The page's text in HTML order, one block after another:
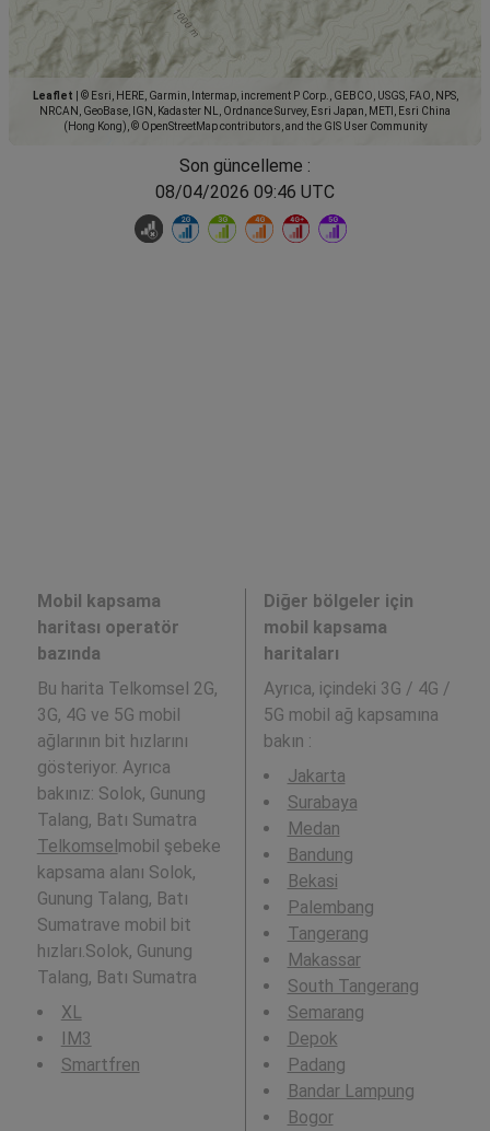
Leaflet
© Esri, HERE, Garmin, Intermap, increment P Corp., GEBCO, USGS, FAO, NPS,
NRCAN, GeoBase, IGN, Kadaster NL, Ordnance Survey, Esri Japan, METI, Esri China
(Hong Kong), © OpenStreetMap contributors, and the GIS User Community
Son güncelleme :
08/04/2026 09:46 UTC
Mobil kapsama
haritası operatör
bazında
Bu harita Telkomsel 2G,
3G, 4G ve 5G mobil
ağlarının bit hızlarını
gösteriyor. Ayrıca
bakınız: Solok, Gunung
Talang, Batı Sumatra
Telkomsel mobil şebeke
kapsama alanı Solok,
Gunung Talang, Batı
Sumatrave mobil bit
hızları.Solok, Gunung
Talang, Batı Sumatra
XL
IM3
Smartfren
Diğer bölgeler için
mobil kapsama
haritaları
Ayrıca, içindeki 3G / 4G /
5G mobil ağ kapsamına
bakın :
Jakarta
Surabaya
Medan
Bandung
Bekasi
Palembang
Tangerang
Makassar
South Tangerang
Semarang
Depok
Padang
Bandar Lampung
Bogor